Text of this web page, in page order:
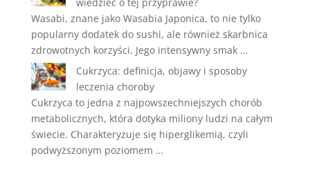
Wasabi, znane jako Wasabia Japonica, to nie tylko
popularny dodatek do sushi, ale również skarbnica
zdrowotnych korzyści. Jego intensywny smak …
Cukrzyca: definicja, objawy i sposoby
leczenia choroby
Cukrzyca to jedna z najpowszechniejszych chorób
metabolicznych, która dotyka miliony ludzi na całym
świecie. Charakteryzuje się hiperglikemią, czyli
podwyższonym poziomem …